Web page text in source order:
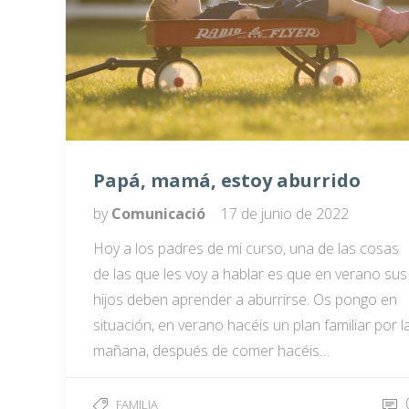
Papá, mamá, estoy aburrido
by Comunicació
17 de junio de 2022
Hoy a los padres de mi curso, una de las cosas
de las que les voy a hablar es que en verano sus
hijos deben aprender a aburrirse. Os pongo en
situación, en verano hacéis un plan familiar por
mañana, después de comer hacéis…
FAMILIA